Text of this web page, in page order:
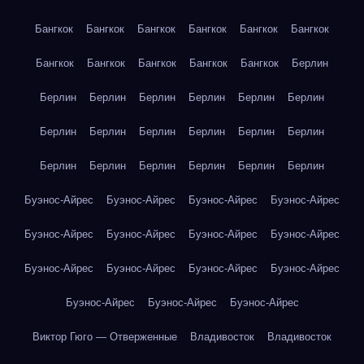
Бангкок Бангкок Бангкок Бангкок Бангкок Бангкок
Бангкок Бангкок Бангкок Бангкок Бангкок Берлин
Берлин Берлин Берлин Берлин Берлин Берлин
Берлин Берлин Берлин Берлин Берлин Берлин
Берлин Берлин Берлин Берлин Берлин Берлин
Буэнос-Айрес Буэнос-Айрес Буэнос-Айрес Буэнос-Айрес
Буэнос-Айрес Буэнос-Айрес Буэнос-Айрес Буэнос-Айрес
Буэнос-Айрес Буэнос-Айрес Буэнос-Айрес Буэнос-Айрес
Буэнос-Айрес Буэнос-Айрес Буэнос-Айрес
Виктор Гюго — Отверженные Владивосток Владивосток